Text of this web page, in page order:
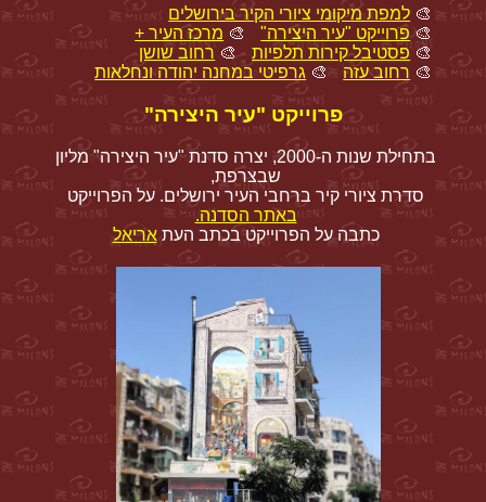
🎨 למפת מיקומי ציורי הקיר בירושלים
🎨פרוייקט "עיר היצירה" 🎨 מרכז העיר +
🎨 פסטיבל קירות תלפיות 🎨 רחוב שושן
🎨 רחוב עזה 🎨 גרפיטי במחנה יהודה ונחלאות
פרוייקט "עיר היצירה"
בתחילת שנות ה-2000, יצרה סדנת "עיר היצירה" מליון
שבצרפת,
סדרת ציורי קיר ברחבי העיר ירושלים. על הפרוייקט
באתר הסדנה.
כתבה על הפרוייקט בכתב העתאריאל